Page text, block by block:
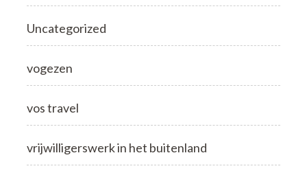
Uncategorized
vogezen
vos travel
vrijwilligerswerk in het buitenland